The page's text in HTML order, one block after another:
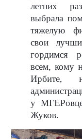
летних
выбрала
тяжелую
свои
гордимся
всем, кому
Ирбите,
у
Жуков.